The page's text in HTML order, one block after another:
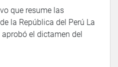
que resume las
la República del Perú La
el dictamen del